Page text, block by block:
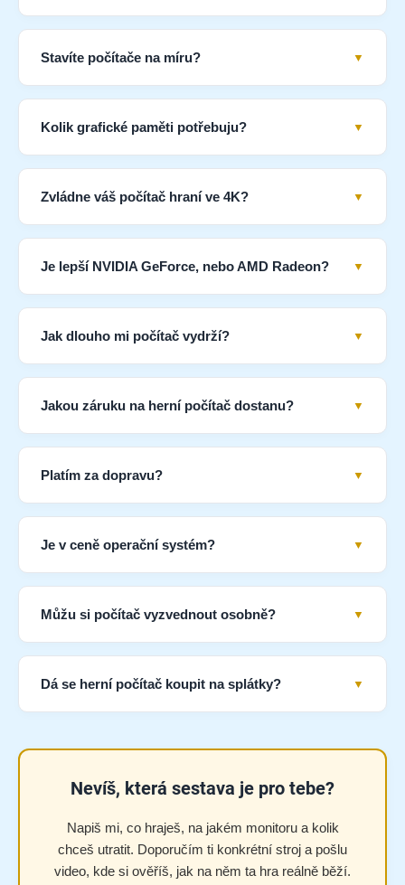
Stavíte počítače na míru?
Kolik grafické paměti potřebuju?
Zvládne váš počítač hraní ve 4K?
Je lepší NVIDIA GeForce, nebo AMD Radeon?
Jak dlouho mi počítač vydrží?
Jakou záruku na herní počítač dostanu?
Platím za dopravu?
Je v ceně operační systém?
Můžu si počítač vyzvednout osobně?
Dá se herní počítač koupit na splátky?
Nevíš, která sestava je pro tebe?
Napiš mi, co hraješ, na jakém monitoru a kolik
chceš utratit. Doporučím ti konkrétní stroj a pošlu
video, kde si ověříš, jak na něm ta hra reálně běží.